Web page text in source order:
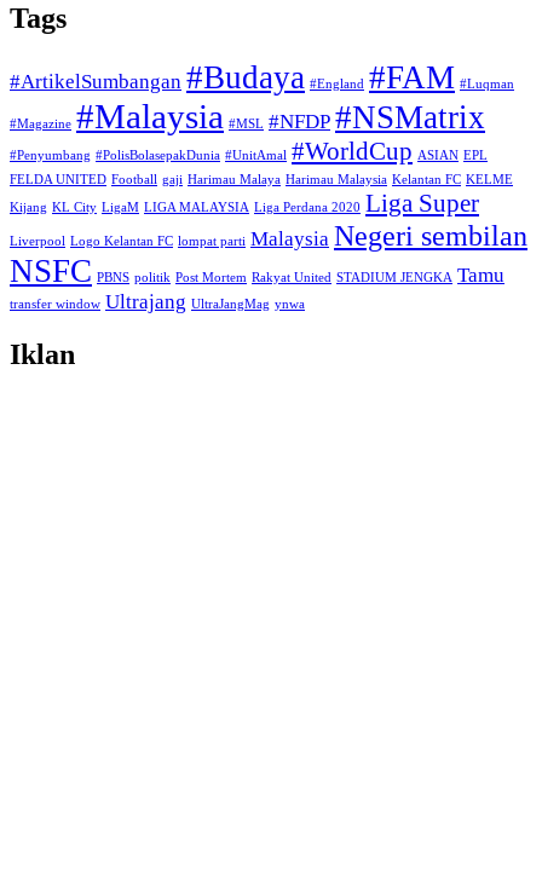
Tags
#ArtikelSumbangan #Budaya #England #FAM #Luqman
#Magazine #Malaysia #MSL #NFDP #NSMatrix
#Penyumbang #PolisBolasepakDunia #UnitAmal #WorldCup ASIAN EPL
FELDA UNITED Football gaji Harimau Malaya Harimau Malaysia Kelantan FC KELME
Kijang KL City LigaM LIGA MALAYSIA Liga Perdana 2020 Liga Super
Liverpool Logo Kelantan FC lompat parti Malaysia Negeri sembilan
NSFC PBNS politik Post Mortem Rakyat United STADIUM JENGKA Tamu
transfer window Ultrajang UltraJangMag ynwa
Iklan